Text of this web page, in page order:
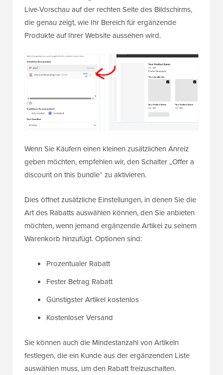
Live-Vorschau auf der rechten Seite des Bildschirms,
die genau zeigt, wie Ihr Bereich für ergänzende
Produkte auf Ihrer Website aussehen wird.
Wenn Sie Käufern einen kleinen zusätzlichen Anreiz
geben möchten, empfehlen wir, den Schalter „Offer a
discount on this bundle“ zu aktivieren.
Dies öffnet zusätzliche Einstellungen, in denen Sie die
Art des Rabatts auswählen können, den Sie anbieten
möchten, wenn jemand ergänzende Artikel zu seinem
Warenkorb hinzufügt. Optionen sind:
Prozentualer Rabatt
Fester Betrag Rabatt
Günstigster Artikel kostenlos
Kostenloser Versand
Sie können auch die Mindestanzahl von Artikeln
festlegen, die ein Kunde aus der ergänzenden Liste
auswählen muss, um den Rabatt freizuschalten.